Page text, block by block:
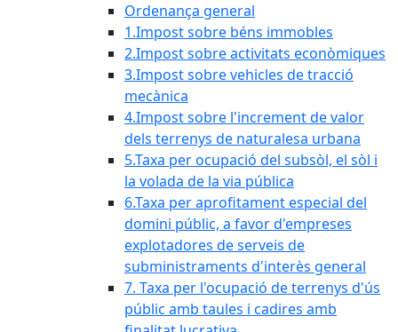
Ordenança general
1.Impost sobre béns immobles
2.Impost sobre activitats econòmiques
3.Impost sobre vehicles de tracció
mecànica
4.Impost sobre l'increment de valor
dels terrenys de naturalesa urbana
5.Taxa per ocupació del subsòl, el sòl i
la volada de la via pública
6.Taxa per aprofitament especial del
domini públic, a favor d'empreses
explotadores de serveis de
subministraments d'interès general
7. Taxa per l'ocupació de terrenys d'ús
públic amb taules i cadires amb